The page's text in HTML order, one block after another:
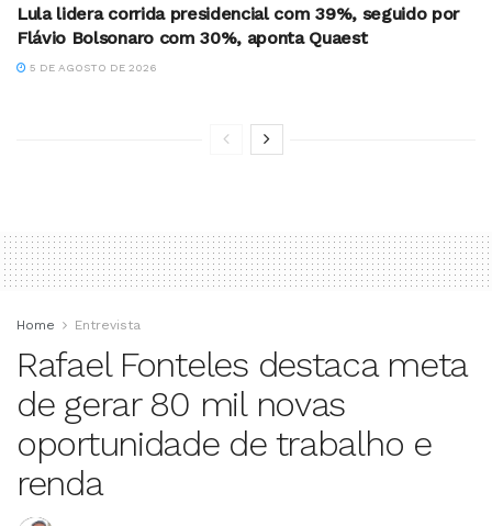
Lula lidera corrida presidencial com 39%, seguido por
Flávio Bolsonaro com 30%, aponta Quaest
5 DE AGOSTO DE 2026
Home Entrevista
Rafael Fonteles destaca meta
de gerar 80 mil novas
oportunidade de trabalho e
renda